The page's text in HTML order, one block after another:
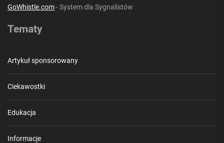
GoWhistle.com- System dla Sygnalistów
Tematy
Artykuł sponsorowany
Ciekawostki
Edukacja
Informacje